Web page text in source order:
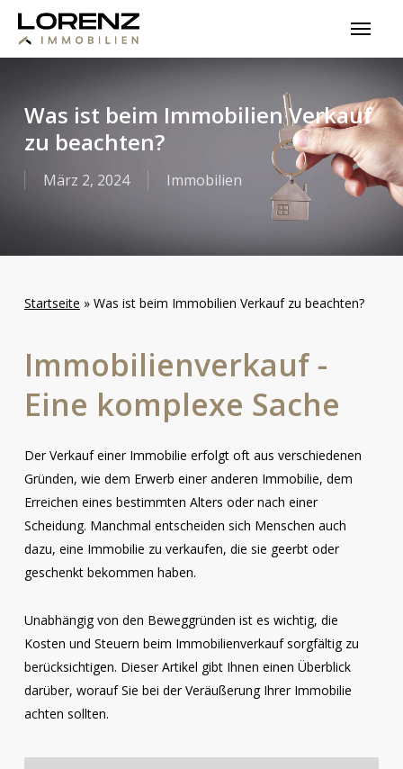
Skip
main
Menu
Was ist beim Immobilien Verkauf
zu beachten?
März 2, 2024 Immobilien
Startseite » Was ist beim Immobilien Verkauf zu beachten?
Immobilienverkauf -
Eine komplexe Sache
Der Verkauf einer Immobilie erfolgt oft aus verschiedenen
Gründen, wie dem Erwerb einer anderen Immobilie, dem
Erreichen eines bestimmten Alters oder nach einer
Scheidung. Manchmal entscheiden sich Menschen auch
dazu, eine Immobilie zu verkaufen, die sie geerbt oder
geschenkt bekommen haben.
Unabhängig von den Beweggründen ist es wichtig, die
Kosten und Steuern beim Immobilienverkauf sorgfältig zu
berücksichtigen. Dieser Artikel gibt Ihnen einen Überblick
darüber, worauf Sie bei der Veräußerung Ihrer Immobilie
achten sollten.